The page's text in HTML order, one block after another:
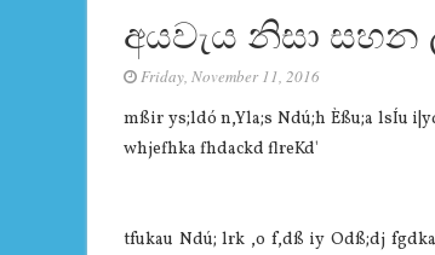
අයවැය නිසා සහන
Friday, November 11, 2016
mßir ys;ldó n,Yla;s Ndú;h Èßu;a lsÍu
whjefhka fhdackd flreKd'
tfukau Ndú; lrk ,o f,dß iy Odß;dj